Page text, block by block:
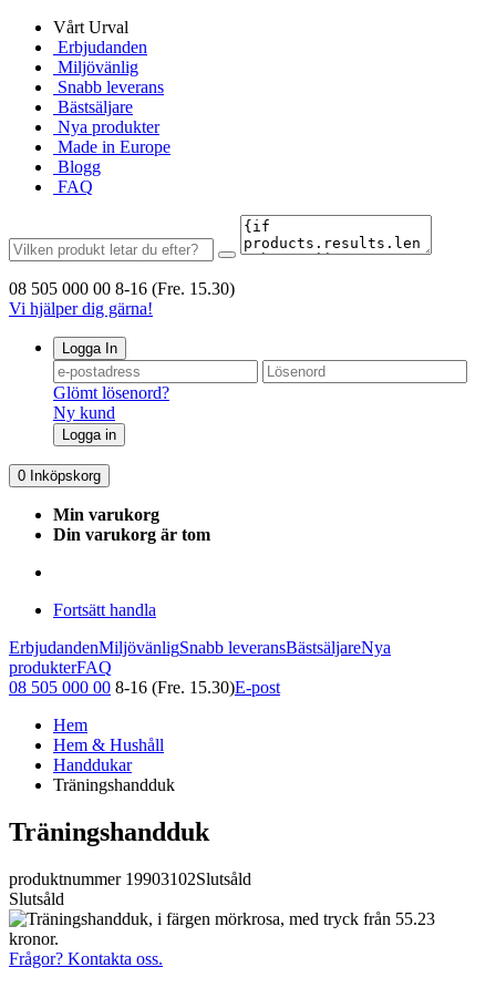
Vårt Urval
Erbjudanden
Miljövänlig
Snabb leverans
Bästsäljare
Nya produkter
Made in Europe
Blogg
FAQ
08 505 000 00 8-16 (Fre. 15.30)
Vi hjälper dig gärna!
Logga In
Glömt lösenord?
Ny kund
Logga in
0 Inköpskorg
Min varukorg
Din varukorg är tom
Fortsätt handla
ErbjudandenMiljövänligSnabb leveransBästsäljareNya
produkterFAQ
08 505 000 00 8-16 (Fre. 15.30)E-post
Hem
Hem & Hushåll
Handdukar
Träningshandduk
Träningshandduk
produktnummer 19903102Slutsåld
Slutsåld
Frågor? Kontakta oss.